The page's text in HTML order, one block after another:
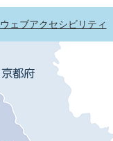
ウェブアクセシビリティ